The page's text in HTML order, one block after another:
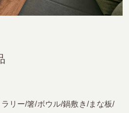
リー/箸/ボウル/鍋敷き/まな板/